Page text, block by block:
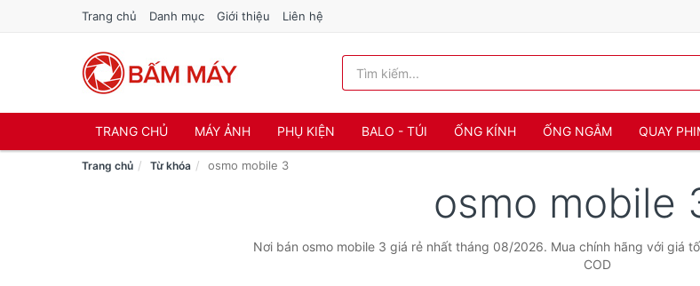
Trang chủ Danh mục Giới thiệu Liên hệ
TRANG CHỦ MÁY ẢNH PHỤ KIỆN BALO - TÚI ỐNG KÍNH ỐNG NGẮM QUAY
Trang chủ Từ khóa osmo mobile 3
osmo mobile
Nơi bán osmo mobile 3 giá rẻ nhất tháng 08/2026. Mua chính hãng với giá
COD